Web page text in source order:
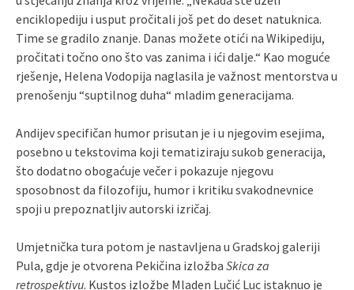
enciklopediju i usput pročitali još pet do deset natuknica.
Time se gradilo znanje. Danas možete otići na Wikipediju,
pročitati točno ono što vas zanima i ići dalje.“ Kao moguće
rješenje, Helena Vodopija naglasila je važnost mentorstva u
prenošenju “suptilnog duha“ mladim generacijama.
Andijev specifičan humor prisutan je i u njegovim esejima,
posebno u tekstovima koji tematiziraju sukob generacija,
što dodatno obogaćuje večer i pokazuje njegovu
sposobnost da filozofiju, humor i kritiku svakodnevnice
spoji u prepoznatljiv autorski izričaj.
Umjetnička tura potom je nastavljena u Gradskoj galeriji
Pula, gdje je otvorena Pekičina izložba Skica za
retrospektivu. Kustos izložbe Mladen Lučić Luc istaknuo je